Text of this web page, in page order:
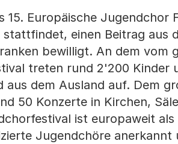
15. Europäische Jugendchor
einen Beitrag aus
bewilligt. An dem vom
treten rund 2'200 Kinder
aus dem Ausland auf. Dem
50 Konzerte in Kirchen,
ist europaweit
Jugendchöre